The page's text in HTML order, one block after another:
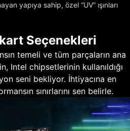
yapıya sahip, özel “UV” ışınları
Seçenekleri
temeli ve tüm parçaların ana
Intel chipsetlerinin kullanıldığı
seni bekliyor. İhtiyacına en
sınırlarını sen belirle.